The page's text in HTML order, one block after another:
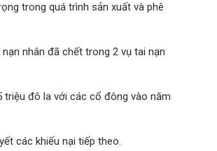
trong quá trình sản xuất và phê
nhân đã chết trong 2 vụ tai nạn
đô la với các cổ đông vào năm
các khiếu nại tiếp theo.